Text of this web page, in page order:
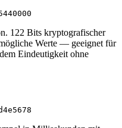
122 Bits kryptografischer
Werte — geeignet für
Eindeutigkeit ohne